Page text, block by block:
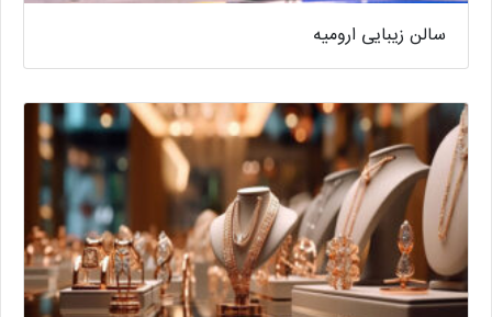
سالن زیبایی ارومیه